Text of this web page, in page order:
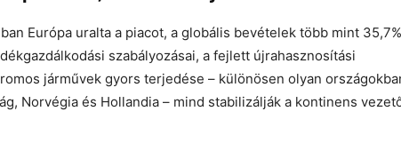
Európa uralta a piacot, a globális bevételek több mint
szabályozásai, a fejlett újrahasznosítási
járművek gyors terjedése – különösen olyan
Norvégia és Hollandia – mind stabilizálják a kontinens